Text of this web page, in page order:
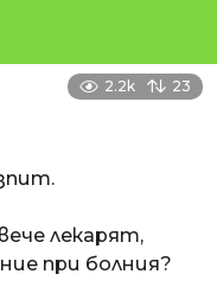
2.2k 23
лекарят,
при болния?